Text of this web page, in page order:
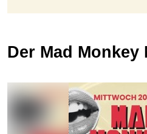
Der Mad